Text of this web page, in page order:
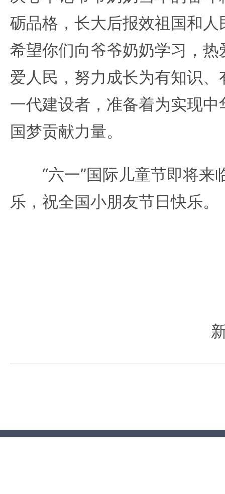
砺品格，长大后报效祖国和
希望你们向爷爷奶奶学习，
爱人民，努力成长为有知识
一代建设者，准备着为实现
国梦贡献力量。
“六一”国际儿童节即将来
乐，祝全国小朋友节日快乐。